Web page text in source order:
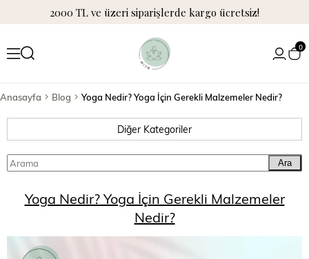
2000 TL ve üzeri siparişlerde kargo ücretsiz!
0
Anasayfa Blog Yoga Nedir? Yoga İçin Gerekli Malzemeler Nedir?
Diğer Kategoriler
Ara
Yoga Nedir? Yoga İçin Gerekli Malzemeler
Nedir?